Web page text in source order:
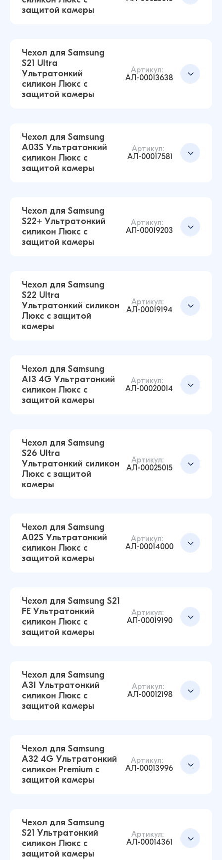
Люкс с защитой камеры (Прозрачный)
Добавить в корзину
Чехол для Samsung S23 Ультратонкий силикон
Люкс с защитой камеры (Прозрачный)
Добавить в корзину
защитой камеры
Чехол для Samsung S26 Ультратонкий силикон
Люкс с защитой камеры (Прозрачный)
Добавить в корзину
Чехол для Samsung
S21 Ultra
Ультратонкий
силикон Люкс с
защитой камеры
Артикул:
АЛ-00013638
Чехол для Samsung S21 Ultra Ультратонкий
силикон Люкс с защитой камеры
Чехол для Samsung
A03S Ультратонкий
силикон Люкс с
защитой камеры
Артикул:
АЛ-00017581
Чехол для Samsung A03S Ультратонкий
силикон Люкс с защитой камеры
(Прозрачный)
Добавить в корзину
Чехол для Samsung
S22+ Ультратонкий
силикон Люкс с
защитой камеры
Артикул:
АЛ-00019203
Чехол для Samsung S22+ Ультратонкий
силикон Люкс с защитой камеры
(Прозрачный)
Добавить в корзину
Чехол для Samsung
S22 Ultra
Ультратонкий силикон
Люкс с защитой
камеры
Артикул:
АЛ-00019194
Чехол для Samsung S22 Ultra Ультратонкий
силикон Люкс с защитой камеры
(Прозрачный)
Добавить в корзину
Чехол для Samsung
A13 4G Ультратонкий
силикон Люкс с
защитой камеры
Артикул:
АЛ-00020014
Чехол для Samsung A13 4G Ультратонкий
силикон Люкс с защитой камеры
(Прозрачный)
Добавить в корзину
Чехол для Samsung
S26 Ultra
Ультратонкий силикон
Люкс с защитой
камеры
Артикул:
АЛ-00025015
Чехол для Samsung S26 Ultra Ультратонкий
силикон Люкс с защитой камеры
Чехол для Samsung
A02S Ультратонкий
силикон Люкс с
защитой камеры
Артикул:
АЛ-00014000
Чехол для Samsung A02S Ультратонкий
силикон Люкс с защитой камеры
Чехол для Samsung S21
FE Ультратонкий
силикон Люкс с
защитой камеры
Артикул:
АЛ-00019190
Чехол для Samsung S21 FE Ультратонкий
силикон Люкс с защитой камеры
Чехол для Samsung
A31 Ультратонкий
силикон Люкс с
защитой камеры
Артикул:
АЛ-00012198
Чехол для Samsung A31 Ультратонкий силикон
Люкс с защитой камеры (Прозрачный)
Чехол для Samsung
A32 4G Ультратонкий
силикон Premium с
защитой камеры
Артикул:
АЛ-00013996
Чехол для Samsung
S21 Ультратонкий
силикон Люкс с
защитой камеры
Артикул:
АЛ-00014361